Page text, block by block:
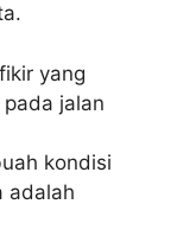
yang
jalan
kondisi
adalah